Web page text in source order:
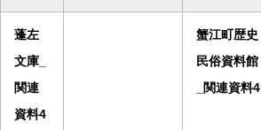
蓬左
文庫_
関連
資料4
蟹江町歴史
民俗資料館
_関連資料4